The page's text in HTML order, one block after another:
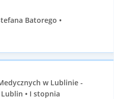
Batorego •
w Lublinie -
• I stopnia